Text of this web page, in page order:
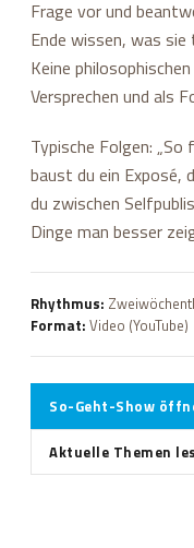
Frage vor und
Ende wissen, was
Keine
Versprechen und als
Typische Folgen:
baust du ein Exposé,
du zwischen
Dinge man besser
Rhythmus:
Format: Video (YouTube)
So-Geht-Show
Aktuelle Themen